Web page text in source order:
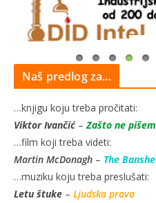
Naš predlog za…
…knjigu koju treba pročitati:
Viktor Ivančić– Zašto ne
…film koji treba videti:
Martin McDonagh – The
…muziku koju treba preslušati:
Letu štuke – Ljudska prava